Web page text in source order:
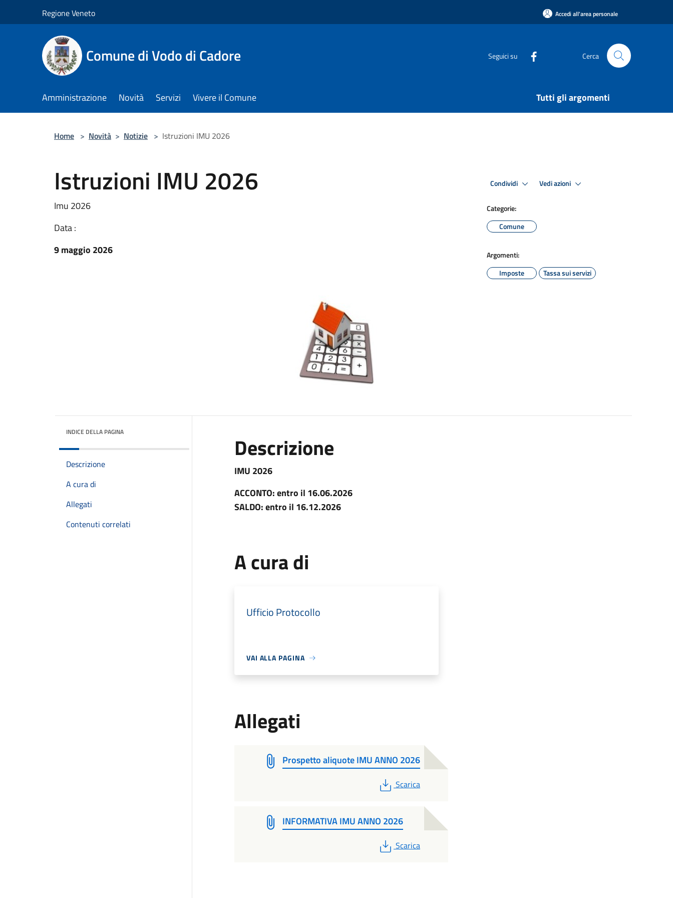
Regione Veneto Accedi all'area personale
Comune di Vodo di Cadore Seguici su Cerca
Amministrazione Novità Servizi Vivere il Comune Tutti gli argomenti
Home > Novità > Notizie > Istruzioni IMU 2026
Istruzioni IMU 2026
Imu 2026
Data :
9 maggio 2026
Condividi Vedi azioni
Categorie:
Comune
Argomenti:
Imposte
Tassa sui servizi
INDICE DELLA PAGINA
Descrizione
A cura di
Allegati
Contenuti correlati
Descrizione
IMU 2026
ACCONTO: entro il 16.06.2026
SALDO: entro il 16.12.2026
A cura di
Ufficio Protocollo
VAI ALLA PAGINA
Allegati
Prospetto aliquote IMU ANNO 2026
PDF
Scarica
INFORMATIVA IMU ANNO 2026
PDF
Scarica